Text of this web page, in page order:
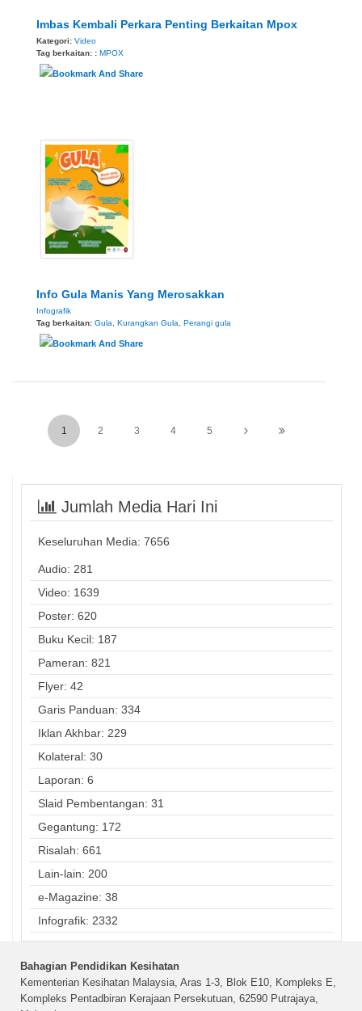
Imbas Kembali Perkara Penting Berkaitan Mpox
Kategori: Video
Tag berkaitan: : MPOX
Info Gula Manis Yang Merosakkan
Infografik
Tag berkaitan: Gula Kurangkan Gula Perangi gula
1 2 3 4 5
Jumlah Media Hari Ini
Keseluruhan Media: 7656
Audio: 281
Video: 1639
Poster: 620
Buku Kecil: 187
Pameran: 821
Flyer: 42
Garis Panduan: 334
Iklan Akhbar: 229
Kolateral: 30
Laporan: 6
Slaid Pembentangan: 31
Gegantung: 172
Risalah: 661
Lain-lain: 200
e-Magazine: 38
Infografik: 2332
Bahagian Pendidikan Kesihatan
Kementerian Kesihatan Malaysia, Aras 1-3, Blok E10, Kompleks E,
Kompleks Pentadbiran Kerajaan Persekutuan, 62590 Putrajaya,